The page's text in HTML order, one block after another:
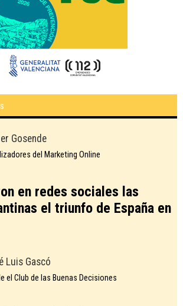
Gosende
del Marketing Online
en redes sociales las
el triunfo de España en
Luis Gascó
el Club de las Buenas Decisiones